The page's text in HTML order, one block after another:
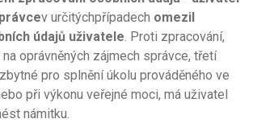
v určitýchpřípadech omezil
údajů uživatele. Proti zpracování,
oprávněných zájmech správce, třetí
pro splnění úkolu prováděného ve
při výkonu veřejné moci, má uživatel
námitku.